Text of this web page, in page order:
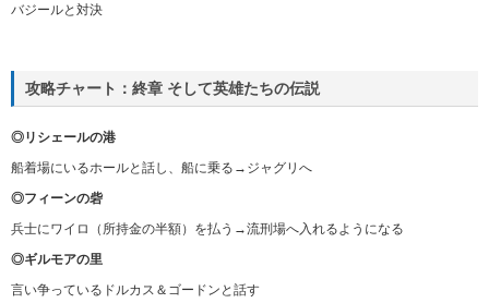
バジールと対決
攻略チャート：終章 そして英雄たちの伝説
◎リシェールの港
船着場にいるホールと話し、船に乗る→ジャグリへ
◎フィーンの砦
兵士にワイロ（所持金の半額）を払う→流刑場へ入れるようになる
◎ギルモアの里
言い争っているドルカス＆ゴードンと話す